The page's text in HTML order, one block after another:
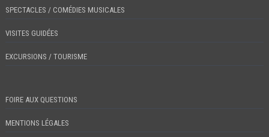
SPECTACLES / COMÉDIES MUSICALES
VISITES GUIDÉES
EXCURSIONS / TOURISME
FOIRE AUX QUESTIONS
MENTIONS LÉGALES